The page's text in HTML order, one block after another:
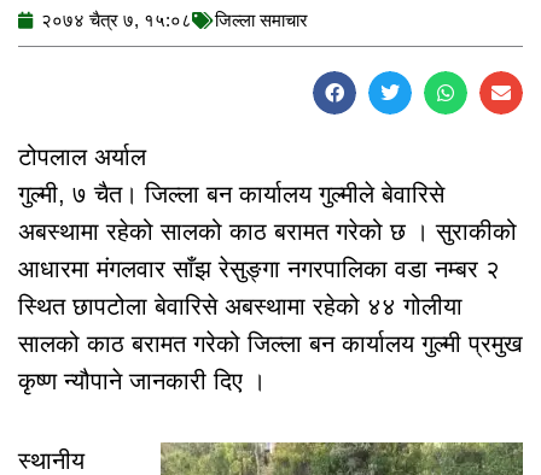
२०७४ चैत्र ७, १५:०८ जिल्ला समाचार
टोपलाल अर्याल
गुल्मी, ७ चैत। जिल्ला बन कार्यालय गुल्मीले बेवारिसे
अबस्थामा रहेको सालको काठ बरामत गरेको छ । सुराकीको
आधारमा मंगलवार साँझ रेसुङ्गा नगरपालिका वडा नम्बर २
स्थित छापटोला बेवारिसे अबस्थामा रहेको ४४ गोलीया
सालको काठ बरामत गरेको जिल्ला बन कार्यालय गुल्मी प्रमुख
कृष्ण न्यौपाने जानकारी दिए ।
स्थानीय